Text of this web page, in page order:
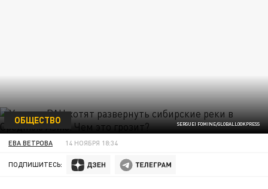
SERGUEI FOMINE/GLOBALLOOKPRESS
ОБЩЕСТВО
ЕВА ВЕТРОВА 14 НОЯБРЯ 18:34
ПОДПИШИТЕСЬ: